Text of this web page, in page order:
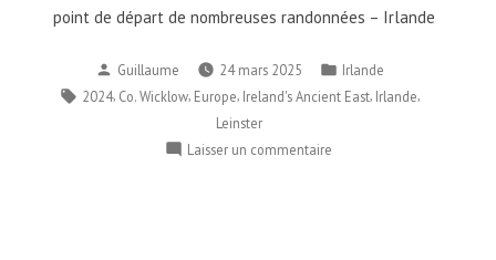
point de départ de nombreuses randonnées – Irlande
Publié
par
Guillaume 24 mars 2025
Publié
dans
Irlande
Étiquettes :
2024, Co. Wicklow, Europe Ireland's Ancient East, Irlande
Leinster
Laisser un commentairesur